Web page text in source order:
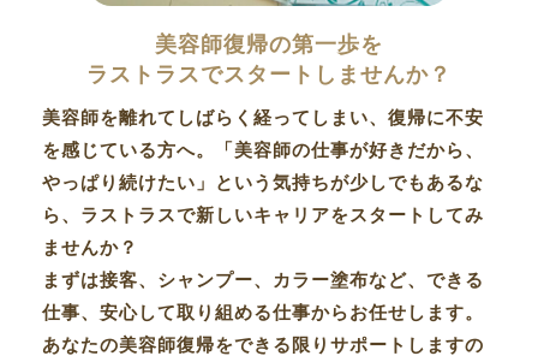
美容師復帰の第一歩を
ラストラスでスタートしませんか？
美容師を離れてしばらく経ってしまい、復帰に不安
を感じている方へ。「美容師の仕事が好きだから、
やっぱり続けたい」という気持ちが少しでもあるな
ら、ラストラスで新しいキャリアをスタートしてみ
ませんか？
まずは接客、シャンプー、カラー塗布など、できる
仕事、安心して取り組める仕事からお任せします。
あなたの美容師復帰をできる限りサポートしますの